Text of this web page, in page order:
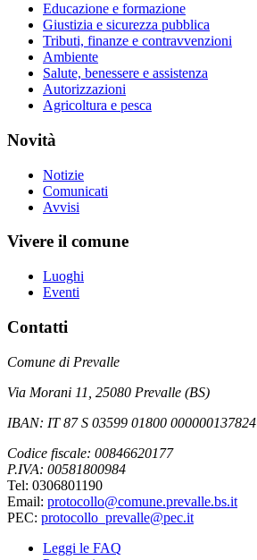
Educazione e formazione
Giustizia e sicurezza pubblica
Tributi, finanze e contravvenzioni
Ambiente
Salute, benessere e assistenza
Autorizzazioni
Agricoltura e pesca
Novità
Notizie
Comunicati
Avvisi
Vivere il comune
Luoghi
Eventi
Contatti
Comune di Prevalle
Via Morani 11, 25080 Prevalle (BS)
IBAN: IT 87 S 03599 01800 000000137824
Codice fiscale: 00846620177
P.IVA: 00581800984
Tel: 0306801190
Email: protocollo@comune.prevalle.bs.it
PEC: protocollo_prevalle@pec.it
Leggi le FAQ